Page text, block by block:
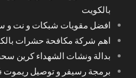
بالكويت
افضل مقويات شبكات و نت و
اهم شركة مكافحة حشرات
بدالة ونشات الشهداء كرين
برمجة رسيفر و توصيل ريموت 24 ساعة في محافظات الكويت